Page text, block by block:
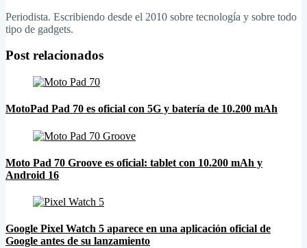
Periodista. Escribiendo desde el 2010 sobre tecnología y sobre todo
tipo de gadgets.
Post relacionados
MotoPad Pad 70 es oficial con 5G y batería de 10.200 mAh
Moto Pad 70 Groove es oficial: tablet con 10.200 mAh y
Android 16
Google Pixel Watch 5 aparece en una aplicación oficial de
Google antes de su lanzamiento